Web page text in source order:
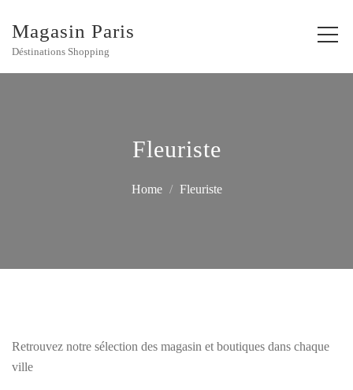
Magasin Paris
Déstinations Shopping
Fleuriste
Home Fleuriste
Retrouvez notre sélection des magasin et boutiques dans chaque
ville